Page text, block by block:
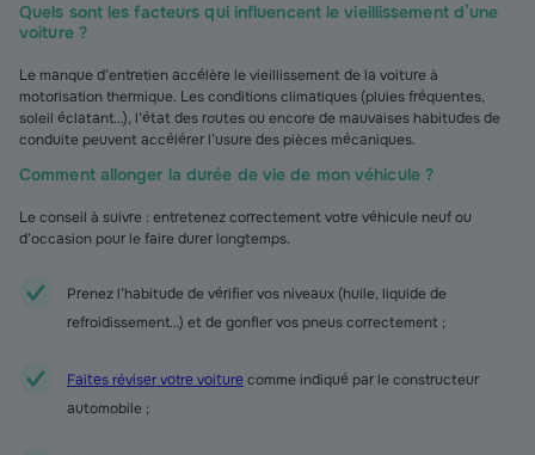
Quels sont les facteurs qui influencent le vieillissement d’une
voiture ?
Le manque d’entretien accélère le vieillissement de la voiture à
motorisation thermique. Les conditions climatiques (pluies fréquentes,
soleil éclatant…), l’état des routes ou encore de mauvaises habitudes de
conduite peuvent accélérer l’usure des pièces mécaniques.
Comment allonger la durée de vie de mon véhicule ?
Le conseil à suivre : entretenez correctement votre véhicule neuf ou
d’occasion pour le faire durer longtemps.
Prenez l’habitude de vérifier vos niveaux (huile, liquide de
refroidissement…) et de gonfler vos pneus correctement ;
Faites réviser votre voiturecomme indiqué par le constructeur
automobile ;